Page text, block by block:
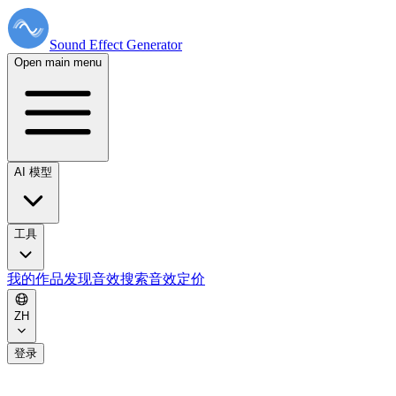
Sound Effect Generator
Open main menu
AI 模型
工具
我的作品发现音效搜索音效定价
ZH
登录